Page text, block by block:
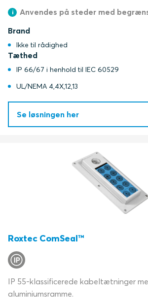
Anvendes på steder med
Brand
Ikke til rådighed
Tæthed
IP 66/67 i henhold til IEC 60529
UL/NEMA 4,4X,12,13
Se løsningen her
Roxtec ComSeal™
IP 55-klassificerede kabeltætninger
aluminiumsramme.